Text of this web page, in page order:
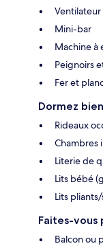
Mini-bar
Machine à
Peignoirs
Fer et
Dormez bien
Rideaux
Chambres
Literie de
Lits bébé
Lits
Faites-vous
Balcon ou